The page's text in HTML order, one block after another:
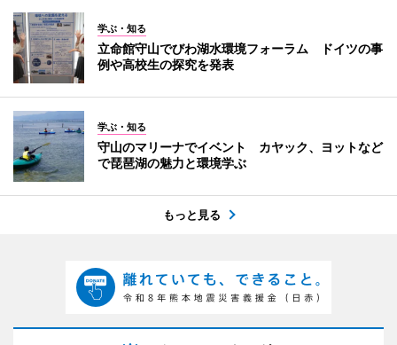
学ぶ・知る
立命館守山でびわ湖水環境フォーラム ドイツの事
例や高校生の探究を発表
学ぶ・知る
守山のマリーナでイベント カヤック、ヨットなど
で琵琶湖の魅力と環境学ぶ
もっと見る